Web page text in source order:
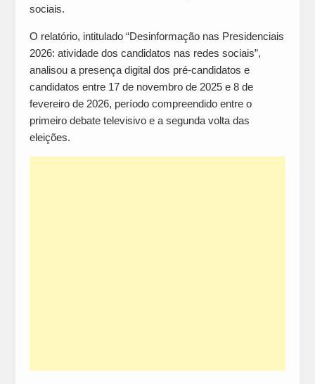
sociais.
O relatório, intitulado “Desinformação nas Presidenciais
2026: atividade dos candidatos nas redes sociais”,
analisou a presença digital dos pré-candidatos e
candidatos entre 17 de novembro de 2025 e 8 de
fevereiro de 2026, período compreendido entre o
primeiro debate televisivo e a segunda volta das
eleições.